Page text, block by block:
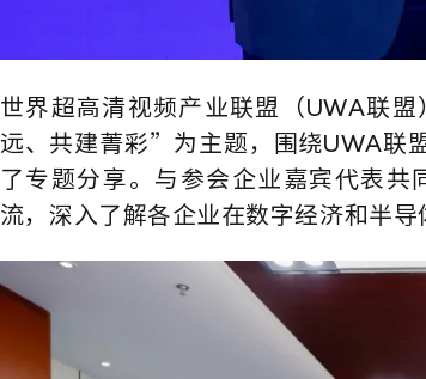
世界超高清视频产业联盟（UWA联
远、共建菁彩”为主题，围绕UWA联
了专题分享。与参会企业嘉宾代表
流，深入了解各企业在数字经济和半导